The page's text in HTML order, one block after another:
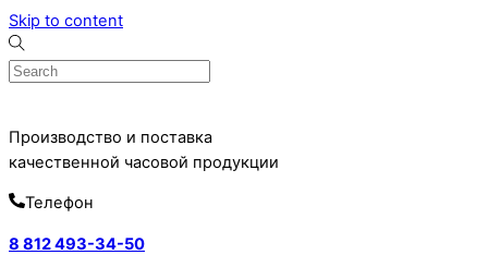
Skip to content
Производство и поставка
качественной часовой продукции
Телефон
8 812 493-34-50